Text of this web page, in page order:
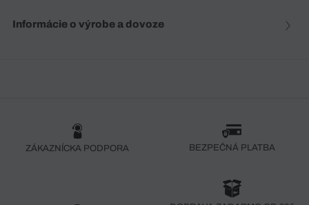
Informácie o výrobe a dovoze
ZÁKAZNÍCKA PODPORA BEZPEČNÁ PLATBA